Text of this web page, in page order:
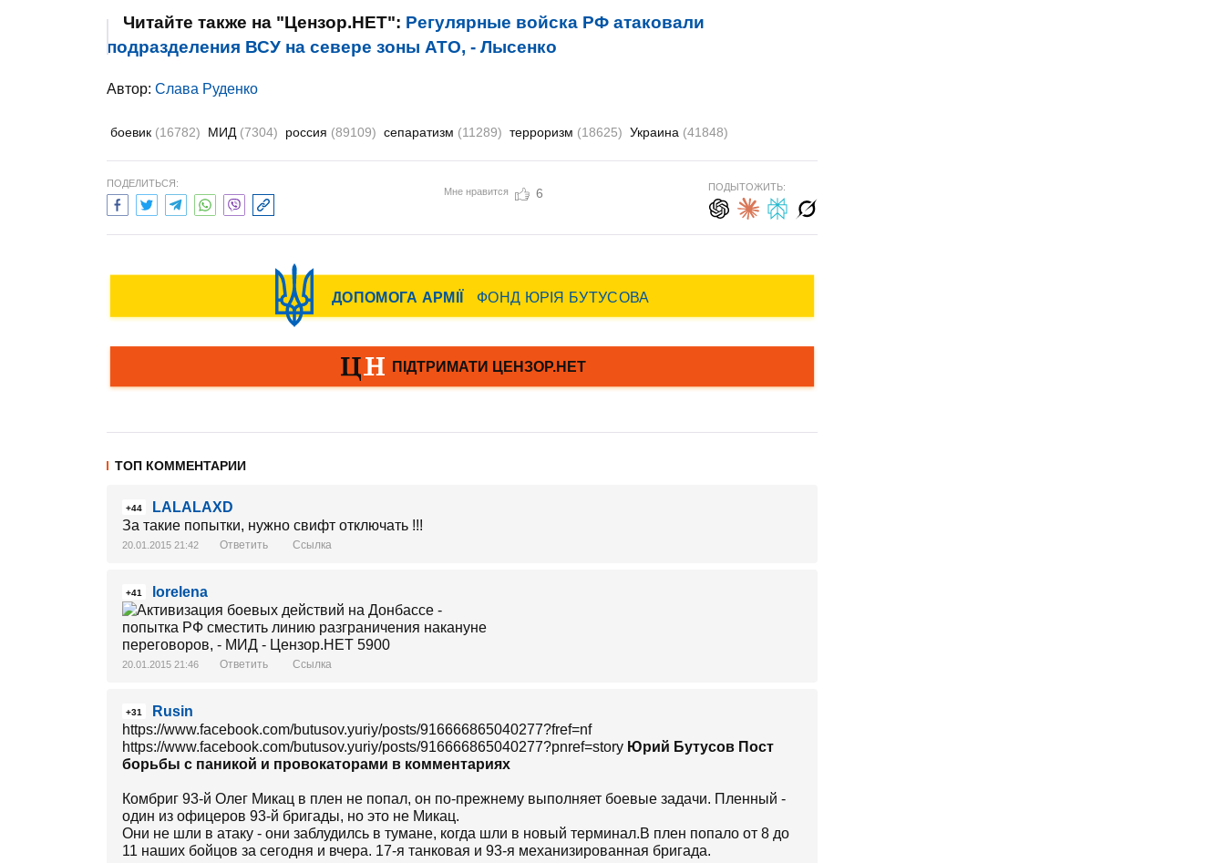
Читайте также на "Цензор.НЕТ": Регулярные войска РФ атаковали
подразделения ВСУ на севере зоны АТО, - Лысенко
Автор: Слава Руденко
боевик (16782) МИД (7304) россия (89109) сепаратизм (11289) терроризм (18625) Украина (41848)
ПОДЕЛИТЬСЯ:
Мне нравится 6 ПОДЫТОЖИТЬ:
ТОП КОММЕНТАРИИ
+44
LALALAXD
За такие попытки, нужно свифт отключать !!!
20.01.2015 21:42 Ответить Ссылка
+41 lorelena
20.01.2015 21:46 Ответить Ссылка
+31
Rusin
https://www.facebook.com/butusov.yuriy/posts/916666865040277?fref=nf
https://www.facebook.com/butusov.yuriy/posts/916666865040277?pnref=story Юрий Бутусов Пост
борьбы с паникой и провокаторами в комментариях
Комбриг 93-й Олег Микац в плен не попал, он по-прежнему выполняет боевые задачи. Пленный -
один из офицеров 93-й бригады, но это не Микац.
Они не шли в атаку - они заблудилсь в тумане, когда шли в новый терминал.В плен попало от 8 до
11 наших бойцов за сегодня и вчера. 17-я танковая и 93-я механизированная бригада.